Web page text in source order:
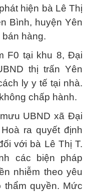
hiện bà Lê Thị
Bình, huyện Yên
hàng.
F0 tại khu 8, Đại
thị trấn Yên
ly y tế tại nhà.
chấp hành.
UBND xã Đại
ra quyết định
với bà Lê Thị T.
các biện pháp
nhiễm theo yêu
quyền. Mức